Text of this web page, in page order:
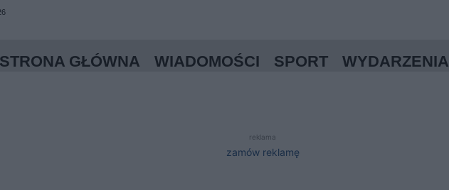
STRONA GŁÓWNA WIADOMOŚCI SPORT WYDARZENIA
reklama
zamów reklamę